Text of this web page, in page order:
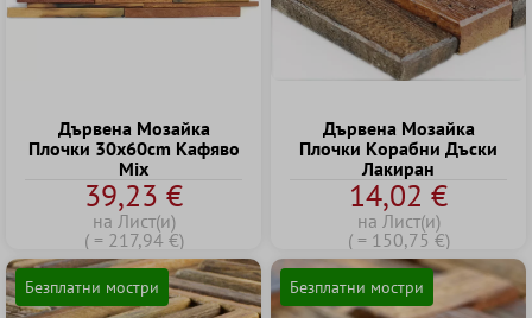
Дървена Mозайка
Плочки 30x60cm Kафяво
Mix
39,23 €
на Лист(и)
( = 217,94 €)
Дървена Mозайка
Плочки Kорабни Дъски
Лакиран
14,02 €
на Лист(и)
( = 150,75 €)
Безплатни мостри Безплатни мостри